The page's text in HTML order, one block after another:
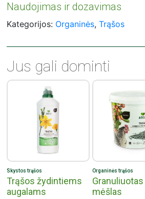
Naudojimas ir dozavimas
Šias trąšas galima naudoti ištisus metus,
Rekomenduojama tręšti kas 2 – 3 mėn.
Kategorijos: Organinės,Trąšos
Jus gali dominti
Skystos trąšos
Trąšos žydintiems
augalams
Organinės trąšos
mėšlas